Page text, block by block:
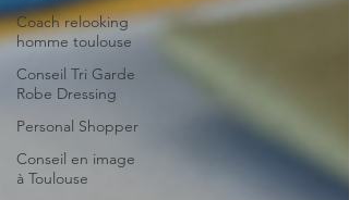
Coach relooking
homme toulouse
Conseil Tri Garde
Robe Dressing
Personal Shopper
Conseil en image
à Toulouse